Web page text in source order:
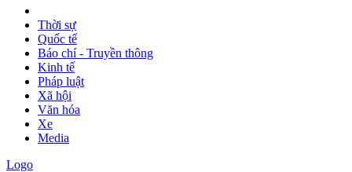
Thời sự
Quốc tế
Báo chí - Truyền thông
Kinh tế
Pháp luật
Xã hội
Văn hóa
Xe
Media
Logo